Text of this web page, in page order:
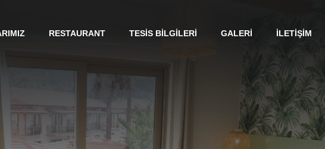
RESTAURANT TESIS BILGILERI GALERI İLETIŞIM